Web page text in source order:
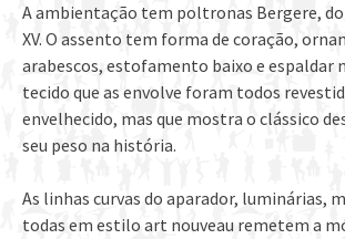
A ambientação tem poltronas Bergere, do
XV. O assento tem forma de coração,
arabescos, estofamento baixo e espaldar
tecido que as envolve foram todos
envelhecido, mas que mostra o clássico
seu peso na história.
As linhas curvas do aparador, luminárias,
todas em estilo art nouveau remetem a